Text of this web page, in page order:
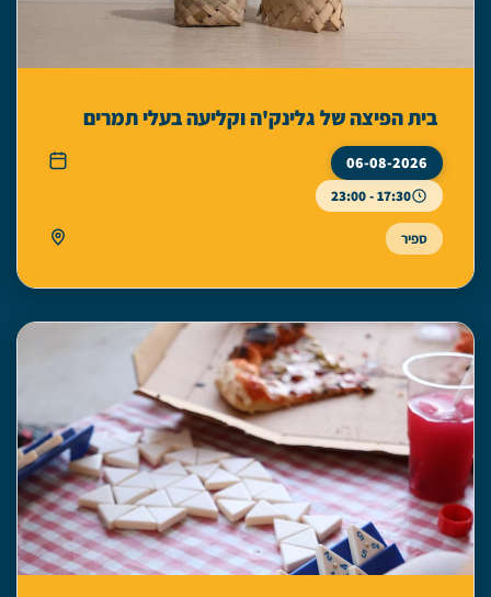
בית הפיצה של גלינק'ה וקליעה בעלי תמרים
06-08-2026
17:30 - 23:00
ספיר